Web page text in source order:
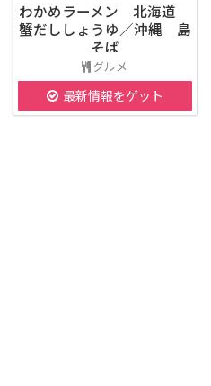
わかめラーメン 北海道
蟹だししょうゆ／沖縄 島
そば
グルメ
最新情報をゲット